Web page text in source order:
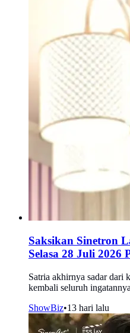
Saksikan Sinetron
Selasa 28 Juli
Satria akhirnya sadar dari
kembali seluruh
ShowBiz•13 hari lalu